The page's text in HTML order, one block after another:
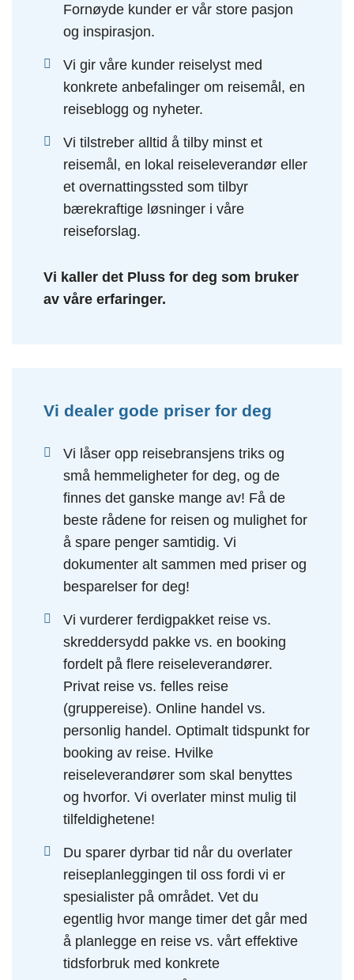
Fornøyde kunder er vår store pasjon
og inspirasjon.
Vi gir våre kunder reiselyst med
konkrete anbefalinger om reisemål, en
reiseblogg og nyheter.
Vi tilstreber alltid å tilby minst et
reisemål, en lokal reiseleverandør eller
et overnattingssted som tilbyr
bærekraftige løsninger i våre
reiseforslag.
Vi kaller det Pluss for deg som bruker
av våre erfaringer.
Vi dealer gode priser for deg
Vi låser opp reisebransjens triks og
små hemmeligheter for deg, og de
finnes det ganske mange av! Få de
beste rådene for reisen og mulighet for
å spare penger samtidig. Vi
dokumenter alt sammen med priser og
besparelser for deg!
Vi vurderer ferdigpakket reise vs.
skreddersydd pakke vs. en booking
fordelt på flere reiseleverandører.
Privat reise vs. felles reise
(gruppereise). Online handel vs.
personlig handel. Optimalt tidspunkt for
booking av reise. Hvilke
reiseleverandører som skal benyttes
og hvorfor. Vi overlater minst mulig til
tilfeldighetene!
Du sparer dyrbar tid når du overlater
reiseplanleggingen til oss fordi vi er
spesialister på området. Vet du
egentlig hvor mange timer det går med
å planlegge en reise vs. vårt effektive
tidsforbruk med konkrete